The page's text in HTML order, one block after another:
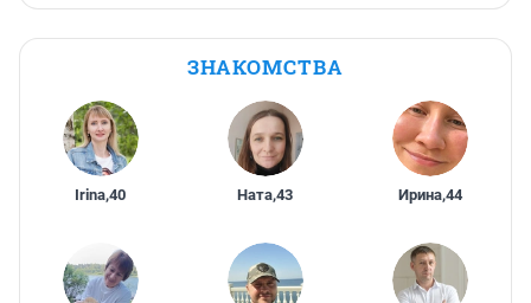
ЗНАКОМСТВА
Irina,40 Ната,43 Ирина,44